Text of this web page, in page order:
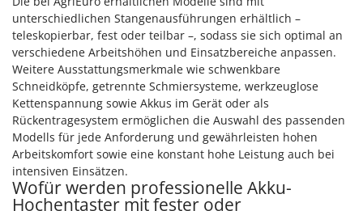
unterschiedlichen Stangenausführungen erhältlich –
teleskopierbar, fest oder teilbar –, sodass sie sich optimal an
verschiedene Arbeitshöhen und Einsatzbereiche anpassen.
Weitere Ausstattungsmerkmale wie schwenkbare
Schneidköpfe, getrennte Schmiersysteme, werkzeuglose
Kettenspannung sowie Akkus im Gerät oder als
Rückentragesystem ermöglichen die Auswahl des passenden
Modells für jede Anforderung und gewährleisten hohen
Arbeitskomfort sowie eine konstant hohe Leistung auch bei
intensiven Einsätzen.
Wofür werden professionelle Akku-
Hochentaster mit fester oder